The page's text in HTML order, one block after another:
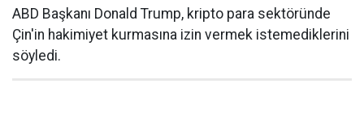
ABD Başkanı Donald Trump, kripto para sektöründe
Çin'in hakimiyet kurmasına izin vermek istemediklerini
söyledi.